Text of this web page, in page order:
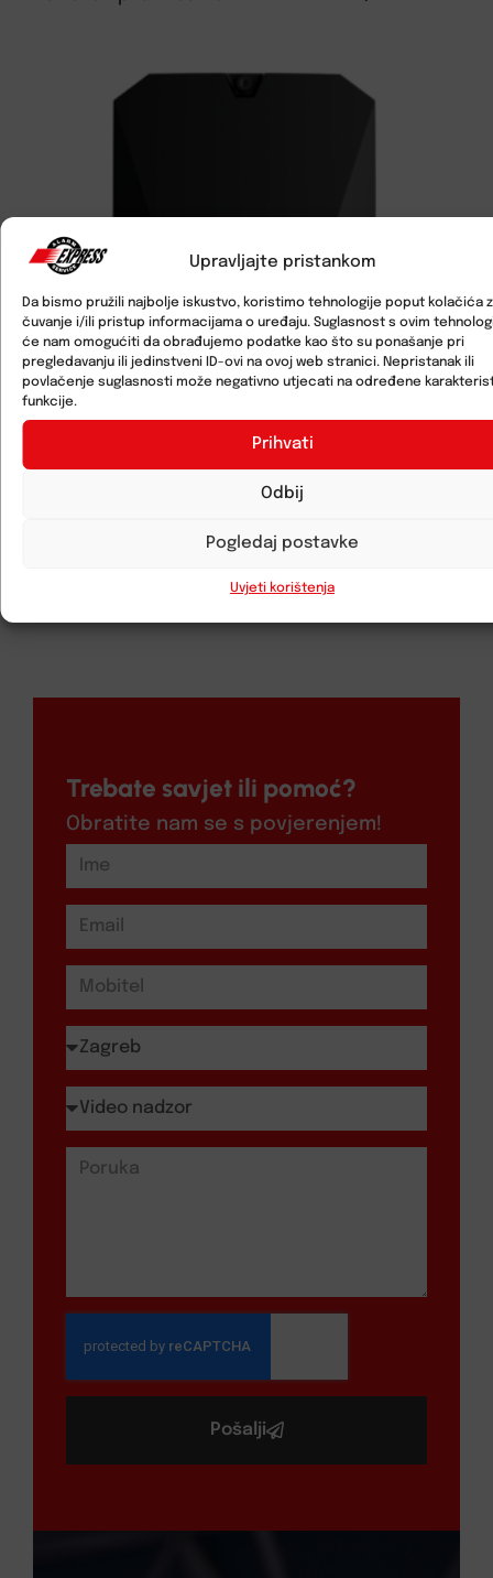
Upravljajte pristankom
Da bismo pružili najbolje iskustvo, koristimo tehnologije poput kolačića
čuvanje i/ili pristup informacijama o uređaju. Suglasnost s ovim
će nam omogućiti da obrađujemo podatke kao što su ponašanje pri
pregledavanju ili jedinstveni ID-ovi na ovoj web stranici. Nepristanak ili
povlačenje suglasnosti može negativno utjecati na određene
funkcije.
Prihvati
Odbij
Pogledaj postavke
Uvjeti korištenja
Alarmna centrala AJAX FIBRA HUB HYBRID 2G
Trebate savjet ili pomoć?
Obratite nam se s povjerenjem!
Pošalji